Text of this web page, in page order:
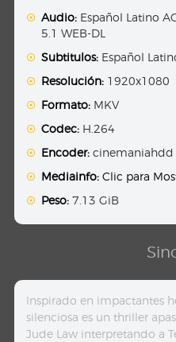
Audio: Español Latino
5.1 WEB-DL
Subtitulos: Español
Resolución: 1920x1080
Formato: MKV
Codec: H.264
Encoder: cinemaniahdd
Mediainfo: Clic para
Peso: 7.13 GiB
Inspirado en impactantes
silenciosa es un thriller
Jude Law interpretando a